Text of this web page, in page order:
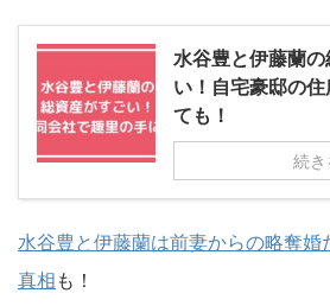
水谷豊と伊藤蘭
い！自宅豪邸の
ても！
続き
水谷豊と伊藤蘭は前妻からの略奪婚
真相 も！